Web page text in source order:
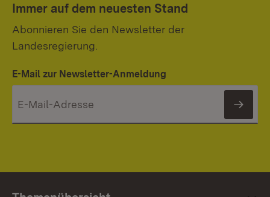
Immer auf dem neuesten Stand
Abonnieren Sie den Newsletter der
Landesregierung.
E-Mail zur Newsletter-Anmeldung